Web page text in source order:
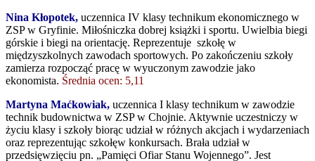
Nina Kłopotek, uczennica IV klasy technikum ekonomicznego w
ZSP w Gryfinie. Miłośniczka dobrej książki i sportu. Uwielbia biegi
górskie i biegi na orientację. Reprezentuje szkołę w
międzyszkolnych zawodach sportowych. Po zakończeniu szkoły
zamierza rozpocząć pracę w wyuczonym zawodzie jako
ekonomista. Średnia ocen: 5,11
Martyna Maćkowiak, uczennica I klasy technikum w zawodzie
technik budownictwa w ZSP w Chojnie. Aktywnie uczestniczy w
życiu klasy i szkoły biorąc udział w różnych akcjach i wydarzeniach
oraz reprezentując szkołęw konkursach. Brała udział w
przedsięwzięciu pn. „Pamięci Ofiar Stanu Wojennego”. Jest